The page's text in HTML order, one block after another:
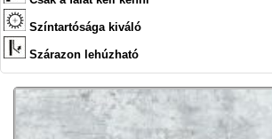
Színtartósága kiváló
Szárazon lehúzható